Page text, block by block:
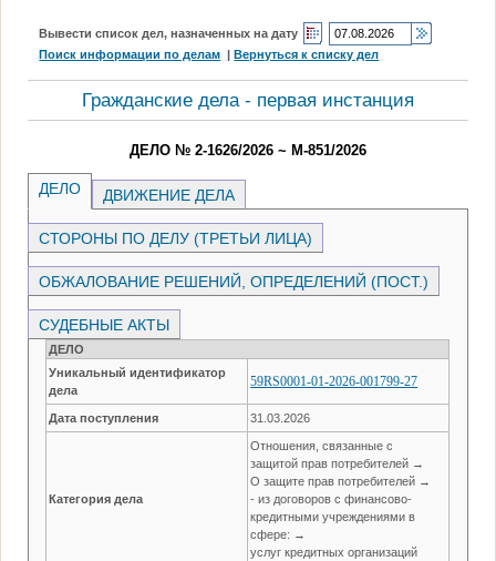
Вывести список дел, назначенных на дату
Поиск информации по делам |Вернуться к списку дел
Гражданские дела - первая инстанция
ДЕЛО № 2-1626/2026 ~ М-851/2026
ДЕЛО ДВИЖЕНИЕ ДЕЛА
СТОРОНЫ ПО ДЕЛУ (ТРЕТЬИ ЛИЦА)
ОБЖАЛОВАНИЕ РЕШЕНИЙ, ОПРЕДЕЛЕНИЙ (ПОСТ.)
СУДЕБНЫЕ АКТЫ
ДЕЛО
Уникальный идентификатор
дела
59RS0001-01-2026-001799-27
Дата поступления 31.03.2026
Категория дела
Отношения, связанные с
защитой прав потребителей →
О защите прав потребителей →
- из договоров с финансово-
кредитными учреждениями в
сфере: →
услуг кредитных организаций